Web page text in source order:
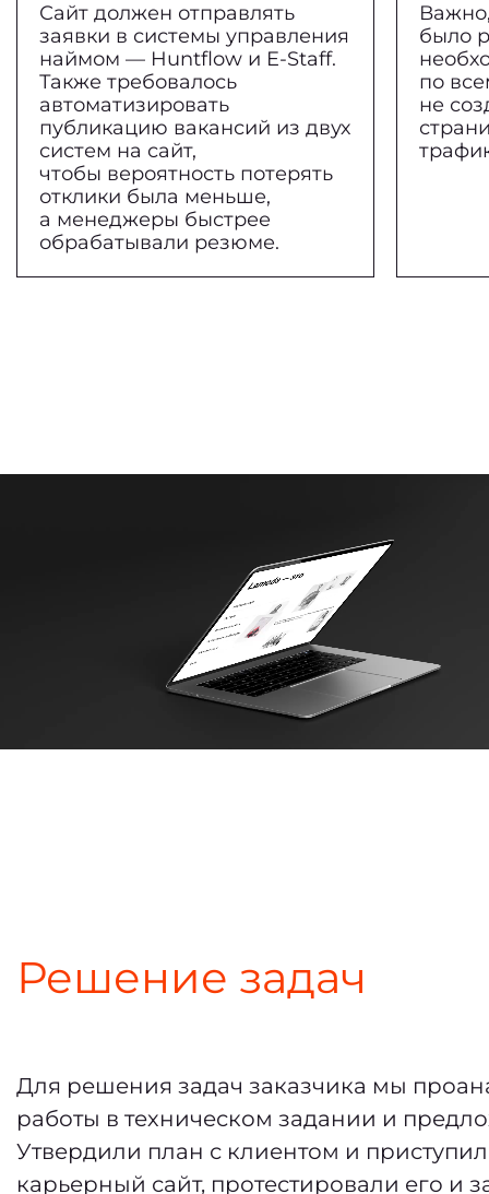
Сайт должен отправлять
заявки в системы управления
наймом — Huntflow и E-Staff.
Также требовалось
автоматизировать
публикацию вакансий из двух
систем на сайт,
чтобы вероятность потерять
отклики была меньше,
а менеджеры быстрее
обрабатывали резюме.
было
по
не
Решение задач
Для решения задач заказчика мы
работы в техническом задании и
Утвердили план с клиентом и
карьерный сайт, протестировали его и